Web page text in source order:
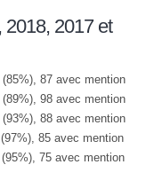
2018, 2017 et
87 avec mention
98 avec mention
88 avec mention
85 avec mention
75 avec mention